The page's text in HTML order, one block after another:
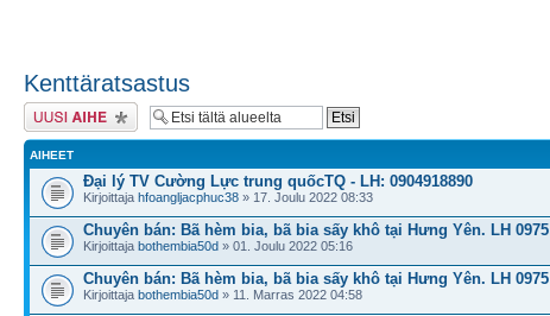
Kenttäratsastus
Lähetä uusi viesti
AIHEET
Đại lý TV Cường Lực trung quốcTQ - LH: 0904918890
Kirjoittaja hfoangljacphuc38 » 17. Joulu 2022 08:33
Chuyên bán: Bã hèm bia, bã bia sấy khô tại Hưng Yên. LH 0975
Kirjoittaja bothembia50d » 01. Joulu 2022 05:16
Chuyên bán: Bã hèm bia, bã bia sấy khô tại Hưng Yên. LH 0975
Kirjoittaja bothembia50d » 11. Marras 2022 04:58